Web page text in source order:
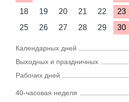
18
19 20 21 22 23
25
26 27 28 29 30
Календарных дней
Выходных и праздничных
Рабочих дней
40-часовая неделя